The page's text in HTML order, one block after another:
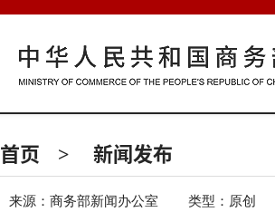
首页 > 新闻发布
来源：商务部新闻办公室 类型：原创